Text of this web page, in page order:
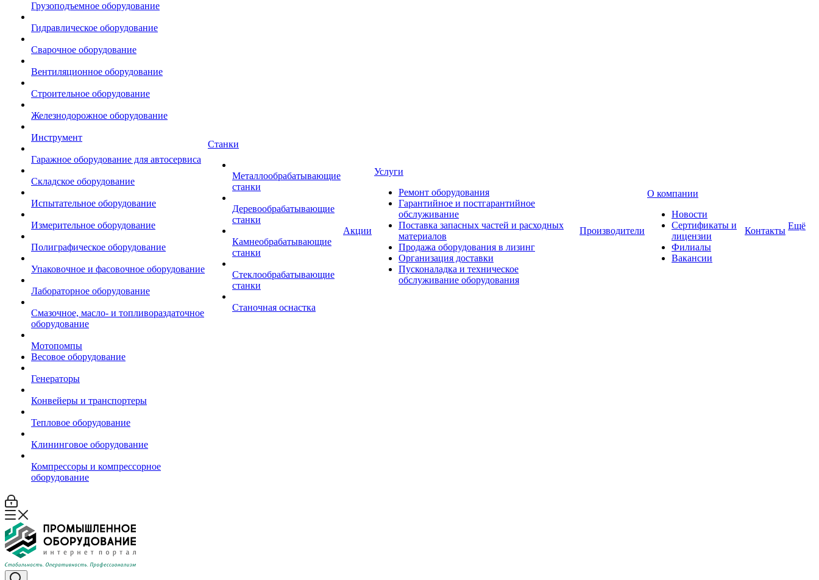
Грузоподъемное оборудование
Гидравлическое оборудование
Сварочное оборудование
Вентиляционное оборудование
Строительное оборудование
Железнодорожное оборудование
Инструмент
Гаражное оборудование для автосервиса
Складское оборудование
Испытательное оборудование
Измерительное оборудование
Полиграфическое оборудование
Упаковочное и фасовочное оборудование
Лабораторное оборудование
Смазочное, масло- и топливораздаточное
оборудование
Мотопомпы
Весовое оборудование
Генераторы
Конвейеры и транспортеры
Тепловое оборудование
Клининговое оборудование
Компрессоры и компрессорное
оборудование
Станки
Металлообрабатывающие
станки
Деревообрабатывающие
станки
Камнеобрабатывающие
станки
Стеклообрабатывающие
станки
Станочная оснастка
Акции
Услуги
Ремонт оборудования
Гарантийное и постгарантийное
обслуживание
Поставка запасных частей и расходных
материалов
Продажа оборудования в лизинг
Организация доставки
Пусконаладка и техническое
обслуживание оборудования
Производители
О компании
Новости
Сертификаты и
лицензии
Филиалы
Вакансии
Контакты Ещё